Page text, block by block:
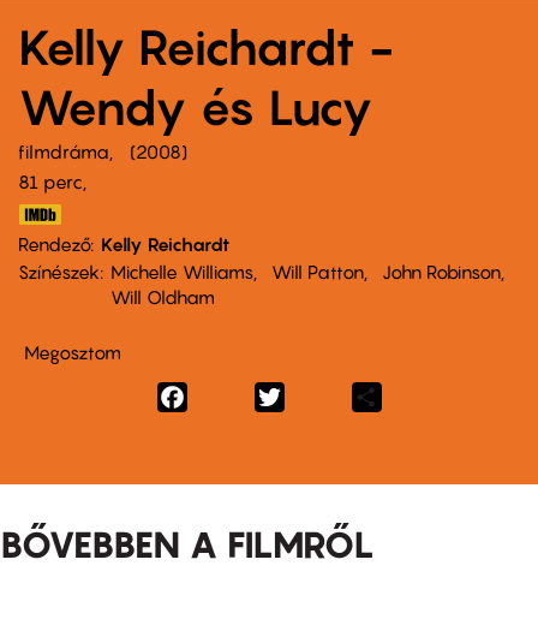
Kelly Reichardt -
Wendy és Lucy
filmdráma
2008
81 perc,
Rendező Kelly Reichardt
Színészek
Michelle Williams Will Patton
John Robinson
Will Oldham
Megosztom
Facebook
BŐVEBBEN A FILMRŐL